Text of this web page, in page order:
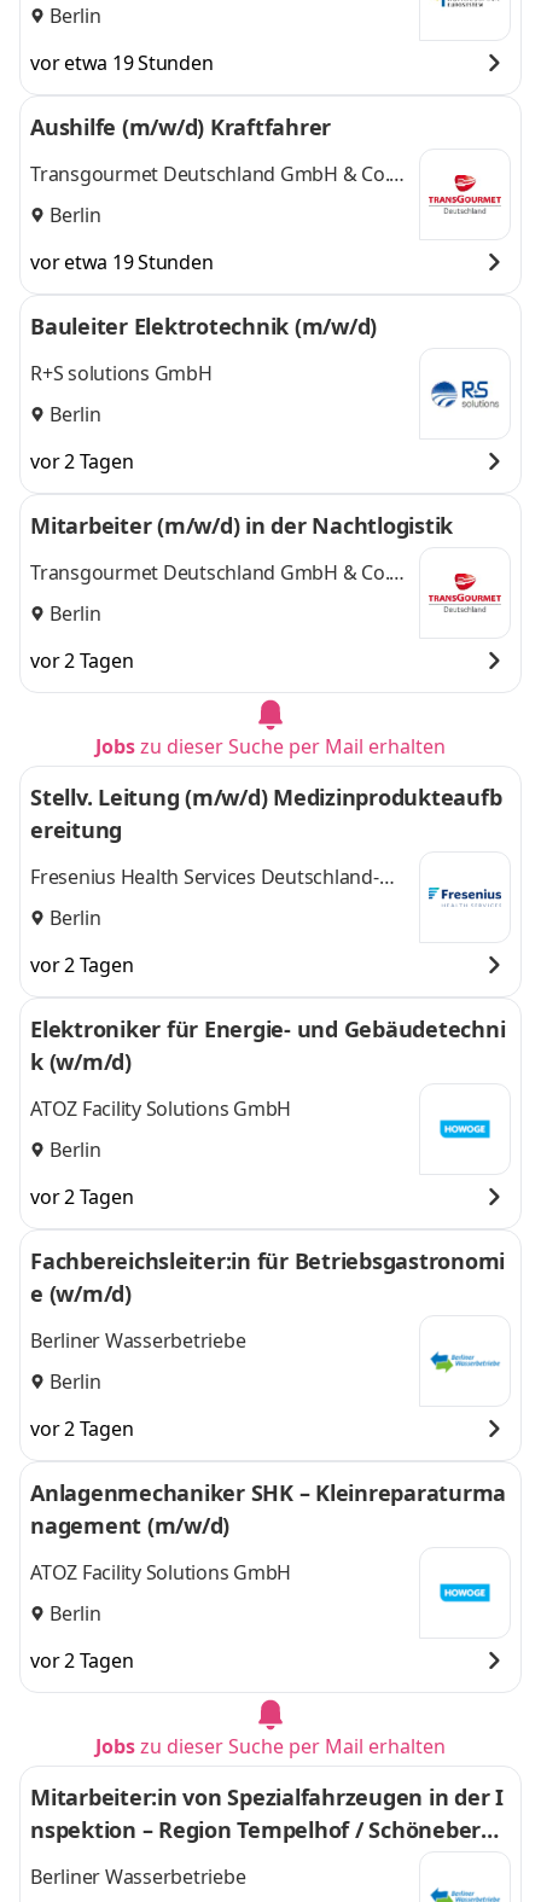
Berlin
vor etwa 19 Stunden
Aushilfe (m/w/d) Kraftfahrer
Transgourmet Deutschland GmbH & Co.
OHGBerlin
vor etwa 19 Stunden
Bauleiter Elektrotechnik (m/w/d)
R+S solutions GmbH
Berlin
vor 2 Tagen
Mitarbeiter (m/w/d) in der Nachtlogistik
Transgourmet Deutschland GmbH & Co.
OHGBerlin
vor 2 Tagen
Jobszu dieser Suche per Mail erhalten
Stellv. Leitung (m/w/d) Medizinprodukteaufb
ereitung
Fresenius Health Services Deutschland-
Sterilgutversorgung GmbH
Berlin
vor 2 Tagen
Elektroniker für Energie- und Gebäudetechni
k (w/m/d)
ATOZ Facility Solutions GmbH
Berlin
vor 2 Tagen
Fachbereichsleiter:in für Betriebsgastronomi
e (w/m/d)
Berliner Wasserbetriebe
Berlin
vor 2 Tagen
Anlagenmechaniker SHK – Kleinreparaturma
nagement (m/w/d)
ATOZ Facility Solutions GmbH
Berlin
vor 2 Tagen
Jobszu dieser Suche per Mail erhalten
Mitarbeiter:in von Spezialfahrzeugen in der I
nspektion – Region Tempelhof / Schöneberg
(w/m/d)
Berliner Wasserbetriebe